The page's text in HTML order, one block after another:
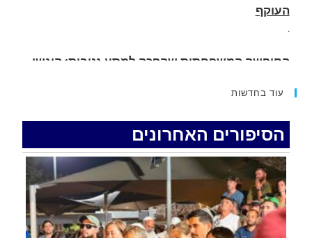
החופשה המשפחתית שהפכה למסע גניבות: הוגשו
.
רכב התנגש במעקה בטיחות בכביש 90 בסמוך לעין
חצבה. פצועים
איציק נועם מייסד מקומו ערב ערב נפטר
עוד בחדשות
הסיפורים האחרונים